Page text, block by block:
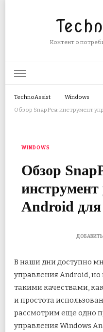
Контент о
TechnoAssist
Windows
Обзор SnapPea: инструмент
WINDOWS
Обзор
Android
В наши дни доступно
управления Android, но
такими качествами,
и простота
рассмотрим еще одно
управленияWindows